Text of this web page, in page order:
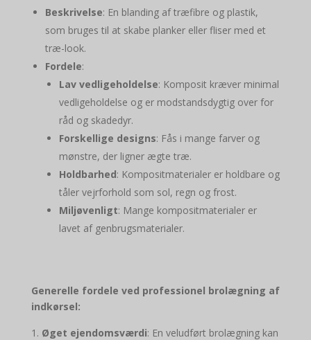
Beskrivelse: En blanding af træfibre og plastik,
som bruges til at skabe planker eller fliser med et
træ-look.
Fordele:
Lav vedligeholdelse: Komposit kræver minimal
vedligeholdelse og er modstandsdygtig over for
råd og skadedyr.
Forskellige designs: Fås i mange farver og
mønstre, der ligner ægte træ.
Holdbarhed: Kompositmaterialer er holdbare og
tåler vejrforhold som sol, regn og frost.
Miljøvenligt: Mange kompositmaterialer er
lavet af genbrugsmaterialer.
Generelle fordele ved professionel brolægning af
indkørsel:
Øget ejendomsværdi: En veludført brolægning kan